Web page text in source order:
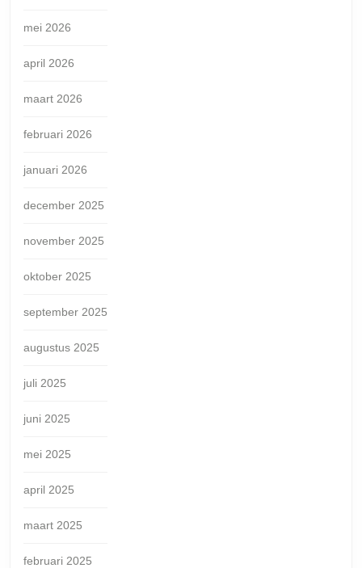
mei 2026
april 2026
maart 2026
februari 2026
januari 2026
december 2025
november 2025
oktober 2025
september 2025
augustus 2025
juli 2025
juni 2025
mei 2025
april 2025
maart 2025
februari 2025